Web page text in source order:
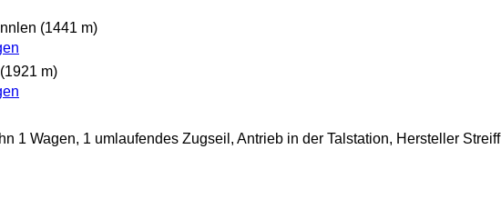
(1441 m)
m)
1 Wagen, 1 umlaufendes Zugseil, Antrieb in der Talstation, Hersteller Streiff